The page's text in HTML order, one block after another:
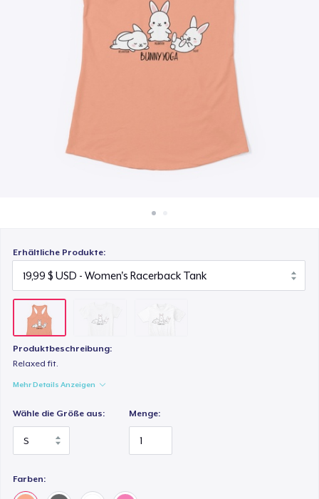
Überall verkaufen
Erhältliche Produkte:
Produktbeschreibung:
Relaxed fit.
Mehr Details Anzeigen
Wähle die Größe aus: Menge:
Farben: